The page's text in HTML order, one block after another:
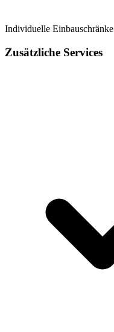
Individuelle Einbauschränke
Zusätzliche Services